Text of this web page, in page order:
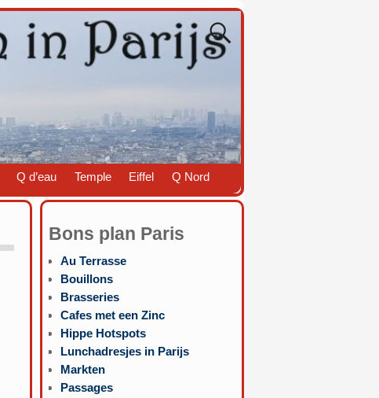
Q d’eau Temple Eiffel Q Nord
Bons plan Paris
Au Terrasse
Bouillons
Brasseries
Cafes met een Zinc
Hippe Hotspots
Lunchadresjes in Parijs
Markten
Passages